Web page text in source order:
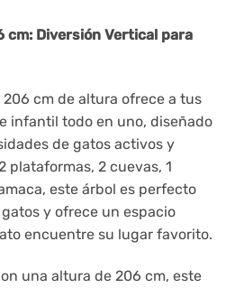
cm: Diversión Vertical para
cm de altura ofrece a tus
infantil todo en uno, diseñado
de gatos activos y
plataformas, 2 cuevas, 1
este árbol es perfecto
y ofrece un espacio
encuentre su lugar favorito.
una altura de 206 cm, este